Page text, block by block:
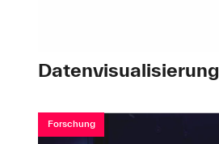
Datenvisualisierung
Forschung